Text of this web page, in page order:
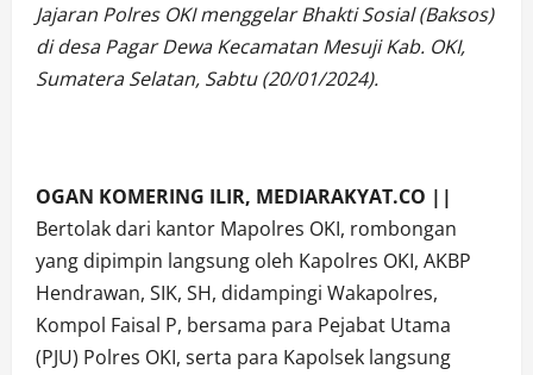
Jajaran Polres OKI menggelar Bhakti Sosial (Baksos)
di desa Pagar Dewa Kecamatan Mesuji Kab. OKI,
Sumatera Selatan, Sabtu (20/01/2024).
OGAN KOMERING ILIR, MEDIARAKYAT.CO ||
Bertolak dari kantor Mapolres OKI, rombongan
yang dipimpin langsung oleh Kapolres OKI, AKBP
Hendrawan, SIK, SH, didampingi Wakapolres,
Kompol Faisal P, bersama para Pejabat Utama
(PJU) Polres OKI, serta para Kapolsek langsung